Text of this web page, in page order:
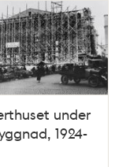
under
1924-